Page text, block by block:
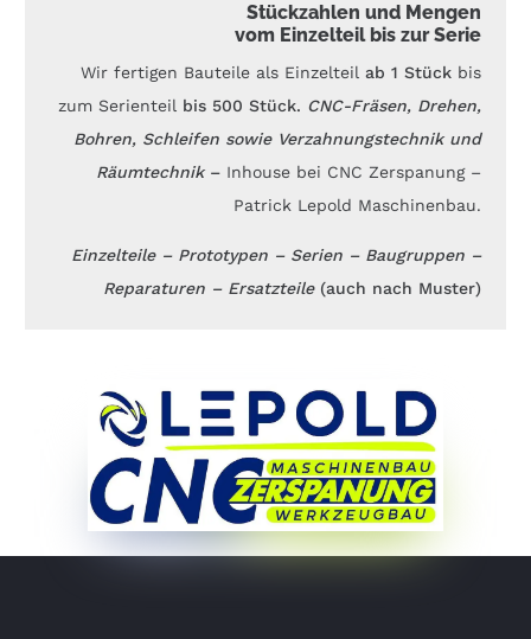
Stückzahlen und Mengen
vom Einzelteil bis zur Serie
Wir fertigen Bauteile als Einzelteil ab 1 Stück bis
zum Serienteil bis 500 Stück. CNC-Fräsen, Drehen,
Bohren, Schleifen sowie Verzahnungstechnik und
Räumtechnik – Inhouse bei CNC Zerspanung –
Patrick Lepold Maschinenbau.
Einzelteile – Prototypen – Serien – Baugruppen –
Reparaturen – Ersatzteile (auch nach Muster)